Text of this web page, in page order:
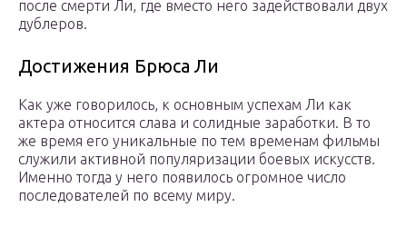
после смерти Ли, где вместо него задействовали двух
дублеров.
Достижения Брюса Ли
Как уже говорилось, к основным успехам Ли как
актера относится слава и солидные заработки. В то
же время его уникальные по тем временам фильмы
служили активной популяризации боевых искусств.
Именно тогда у него появилось огромное число
последователей по всему миру.